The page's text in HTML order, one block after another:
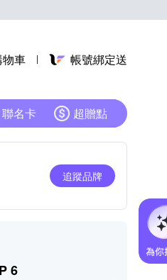
物車 帳號綁定送
名卡 超贈點
追蹤品牌
6